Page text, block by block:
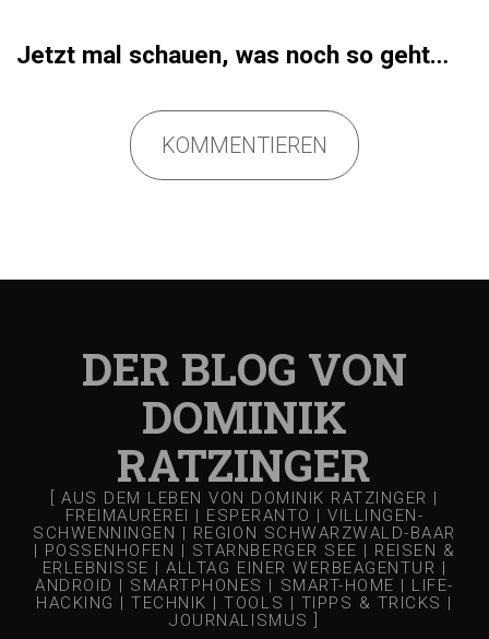
Jetzt mal schauen, was noch so geht…
KOMMENTIEREN
DER BLOG VON
DOMINIK
RATZINGER
[ AUS DEM LEBEN VON DOMINIK RATZINGER |
FREIMAUREREI | ESPERANTO | VILLINGEN-
SCHWENNINGEN | REGION SCHWARZWALD-BAAR
| POSSENHOFEN | STARNBERGER SEE | REISEN &
ERLEBNISSE | ALLTAG EINER WERBEAGENTUR |
ANDROID | SMARTPHONES | SMART-HOME | LIFE-
HACKING | TECHNIK | TOOLS | TIPPS & TRICKS |
JOURNALISMUS ]